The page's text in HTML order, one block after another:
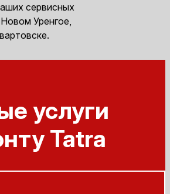
сервисных
Уренгое,
услуги
Tatra